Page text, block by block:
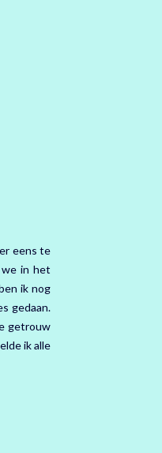
eens te
we in het
ik nog
gedaan.
getrouw
ik alle